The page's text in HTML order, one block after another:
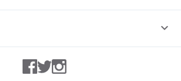
Facebook
TwitterInstagram